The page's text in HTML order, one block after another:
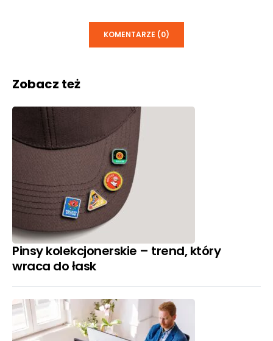
KOMENTARZE (0)
Zobacz też
Pinsy kolekcjonerskie – trend, który
wraca do łask